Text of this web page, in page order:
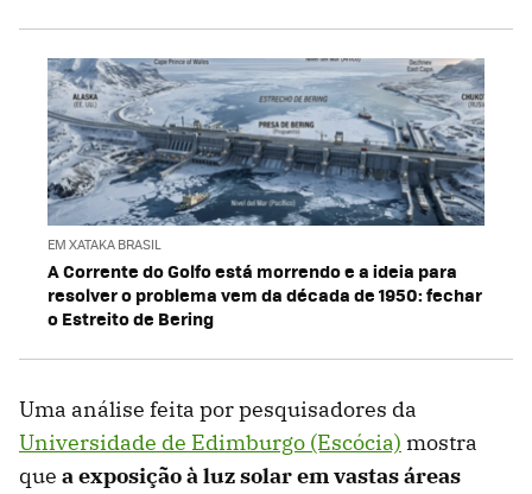
EM XATAKA BRASIL
A Corrente do Golfo está morrendo e a ideia para
resolver o problema vem da década de 1950: fechar
o Estreito de Bering
Uma análise feita por pesquisadores da
Universidade de Edimburgo (Escócia) mostra
que a exposição à luz solar em vastas áreas